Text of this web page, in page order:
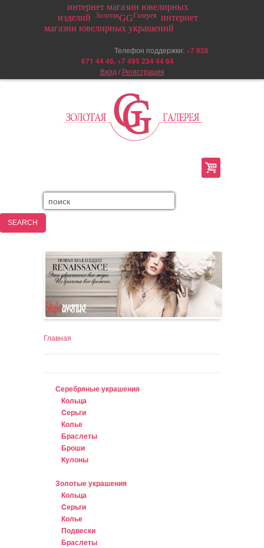
интернет магазин ювелирных
изделий
ЗолотаяGGГалерея интернет
магазин ювелирных украшений
Телефон поддержки: +7 926
671 44 46, +7 495 234 44 64
Вход / Регистрация
Главная
Серебряные украшения
Кольца
Cерьги
Колье
Браслеты
Броши
Кулоны
Золотые украшения
Кольца
Cерьги
Колье
Подвески
Браслеты